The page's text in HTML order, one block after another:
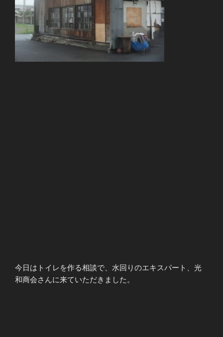
今日はトイレを作る相談で、水回りのエキスパート、光
和商会さんに来ていただきました。